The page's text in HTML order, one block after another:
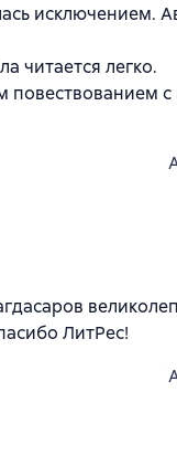
исключением.
читается легко.
повествованием
ЛитРес!